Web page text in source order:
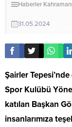
Haberler
31.05.2024
Şairler
Spor Kulübü
katılan Başkan
insanlarımıza